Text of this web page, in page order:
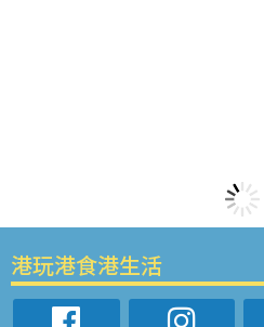
港玩港食港生活